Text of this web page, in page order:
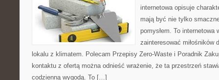
internetowa opisuje
mają być nie tylko
pomysłem. To internetowa
zainteresować miłośników
lokalu z klimatem. Polecam Przepisy Zero-Waste i Poradnik
kontaktu z ofertą można odnieść wrażenie, że ta przestrzeń
codzienną wygodą. To […]